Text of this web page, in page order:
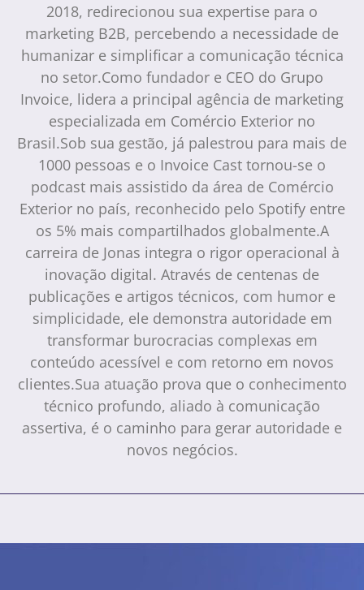
2018, redirecionou sua expertise para o
marketing B2B, percebendo a necessidade de
humanizar e simplificar a comunicação técnica
no setor.Como fundador e CEO do Grupo
Invoice, lidera a principal agência de marketing
especializada em Comércio Exterior no
Brasil.Sob sua gestão, já palestrou para mais de
1000 pessoas e o Invoice Cast tornou-se o
podcast mais assistido da área de Comércio
Exterior no país, reconhecido pelo Spotify entre
os 5% mais compartilhados globalmente.A
carreira de Jonas integra o rigor operacional à
inovação digital. Através de centenas de
publicações e artigos técnicos, com humor e
simplicidade, ele demonstra autoridade em
transformar burocracias complexas em
conteúdo acessível e com retorno em novos
clientes.Sua atuação prova que o conhecimento
técnico profundo, aliado à comunicação
assertiva, é o caminho para gerar autoridade e
novos negócios.